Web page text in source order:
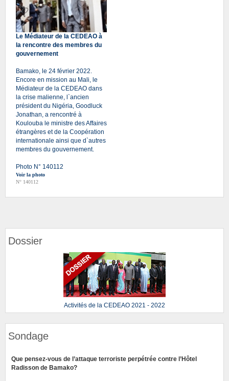
Le Médiateur de la CEDEAO à
la rencontre des membres du
gouvernement
Bamako, le 24 février 2022.
Encore en mission au Mali, le
Médiateur de la CEDEAO dans
la crise malienne, l`ancien
président du Nigéria, Goodluck
Jonathan, a rencontré à
Koulouba le ministre des Affaires
étrangères et de la Coopération
internationale ainsi que d`autres
membres du gouvernement.
Photo N° 140112
Voir la photo
N° 140112
Dossier
Activités de la CEDEAO 2021 - 2022
Sondage
Que pensez-vous de l’attaque terroriste perpétrée contre l’Hôtel
Radisson de Bamako?